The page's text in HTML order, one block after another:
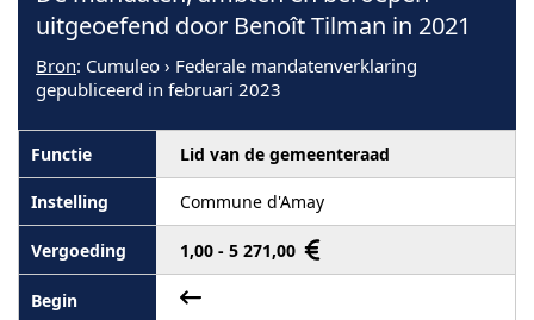
uitgeoefend door Benoît Tilman in 2021
Bron: Cumuleo › Federale mandatenverklaring
gepubliceerd in februari 2023
Lid van de gemeenteraad
Commune d'Amay
1,00 - 5 271,00